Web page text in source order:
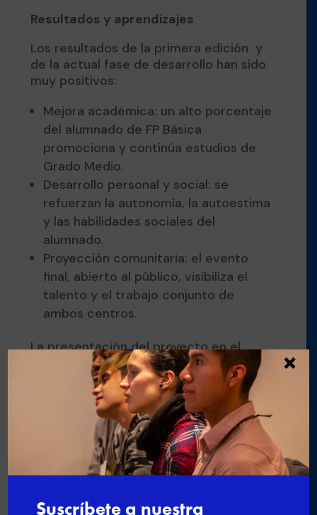
Resultados y aprendizajes
Los resultados de la primera edición y
de la actual fase de desarrollo han sido
muy positivos:
Mejora académica: un alto porcentaje
del alumnado de FP Básica
promociona y continúa estudios de
Grado Medio.
Desarrollo personal y social: se
refuerzan la autonomía, la autoestima
y las habilidades sociales del
alumnado.
Proyección comunitaria: el evento
final, abierto al público, visibiliza el
talento y el trabajo conjunto de
ambos centros.
La presentación del proyecto en el
congreso La Básica en Red permitió
compartir esta buena práctica con más
de 300 profesionales de la Formación
Profesional Básica de todo el país. El
proyecto fue destacado por su
capacidad para generar vínculos reales
entre centros educativos y demostrar
que la diversidad mejora la calidad de
×